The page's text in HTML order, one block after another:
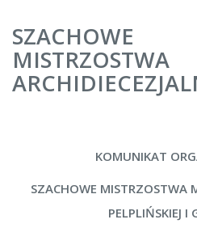
SZACHOWE
MISTRZOSTWA
KOMUNIKAT
SZACHOWE MISTRZOSTWA
PELPLIŃSKIEJ I